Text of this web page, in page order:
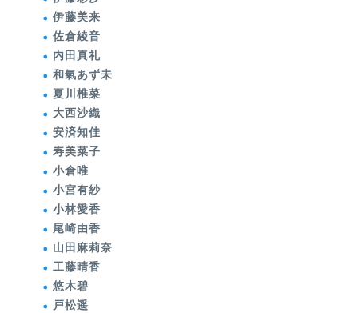
伊藤美来
佐倉綾音
内田真礼
和氣あず未
夏川椎菜
大西沙織
安済知佳
寿美菜子
小倉唯
小宮有紗
小林愛香
尾崎由香
山田麻莉奈
工藤晴香
悠木碧
戸松遥